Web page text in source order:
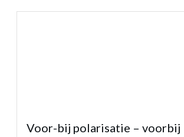
Voor-bij polarisatie – voorbij